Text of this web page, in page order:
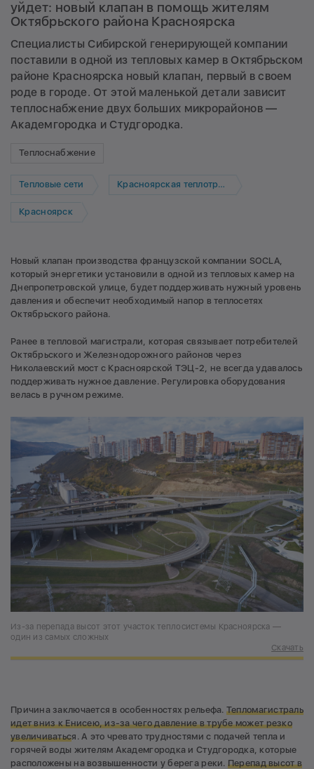
уйдет: новый клапан в помощь жителям
Октябрьского района Красноярска
Специалисты Сибирской генерирующей компании
поставили в одной из тепловых камер в Октябрьском
районе Красноярска новый клапан, первый в своем
роде в городе. От этой маленькой детали зависит
теплоснабжение двух больших микрорайонов —
Академгородка и Студгородка.
Теплоснабжение
Тепловые сети Красноярская теплотранспортная компания
Красноярск
Новый клапан производства французской компании SOCLA,
который энергетики установили в одной из тепловых камер на
Днепропетровской улице, будет поддерживать нужный уровень
давления и обеспечит необходимый напор в теплосетях
Октябрьского района.
Ранее в тепловой магистрали, которая связывает потребителей
Октябрьского и Железнодорожного районов через
Николаевский мост с Красноярской ТЭЦ-2, не всегда удавалось
поддерживать нужное давление. Регулировка оборудования
велась в ручном режиме.
Из-за перепада высот этот участок теплосистемы Красноярска —
один из самых сложных
Скачать
Причина заключается в особенностях рельефа. Тепломагистраль
идет вниз к Енисею, из-за чего давление в трубе может резко
увеличиваться. А это чревато трудностями с подачей тепла и
горячей воды жителям Академгородка и Студгородка, которые
расположены на возвышенности у берега реки. Перепад высот в